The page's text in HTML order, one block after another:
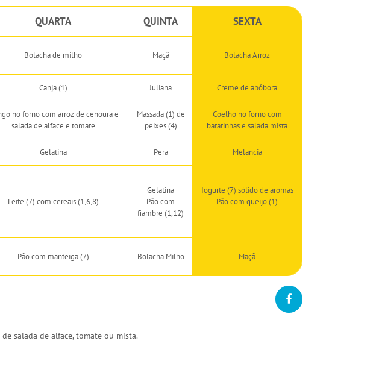
QUARTA QUINTA SEXTA
Bolacha de milho Maçã Bolacha Arroz
Canja (1) Juliana Creme de abóbora
no forno com arroz de cenoura e
salada de alface e tomate
Massada (1) de
peixes (4)
Coelho no forno com
batatinhas e salada mista
Gelatina Pera Melancia
Leite (7) com cereais (1,6,8)
Gelatina
Pão com
fiambre (1,12)
Iogurte (7) sólido de aromas
Pão com queijo (1)
Pão com manteiga (7) Bolacha Milho Maçã
salada de alface, tomate ou mista.